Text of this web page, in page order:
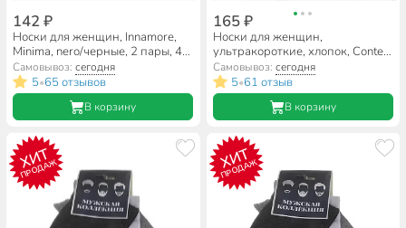
142 ₽
Носки для женщин, Innamore,
Minima, nero/черные, 2 пары, 40
DEN
Самовывоз:сегодня
5•65 отзывов
В корзину
165 ₽
Носки для женщин,
ультракороткие, хлопок, Conte,
Active, 000, бежевые, р.25-27,
18С-4СП
Самовывоз: сегодня
5•61 отзыв
В корзину
ХИТ
ПРОДАЖ ХИТ
ПРОДАЖ